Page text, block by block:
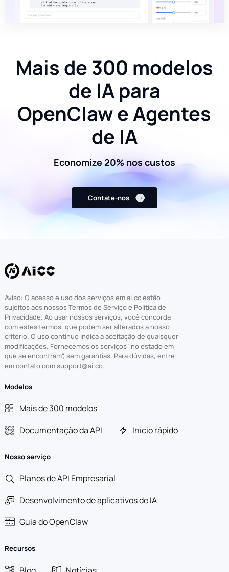
Mais de 300 modelos
de IA para
OpenClaw e Agentes
de IA
Economize 20% nos custos
Contate-nos
Aviso: O acesso e uso dos serviços em ai.cc estão
sujeitos aos nossos Termos de Serviço e Política de
Privacidade. Ao usar nossos serviços, você concorda
com estes termos, que podem ser alterados a nosso
critério. O uso contínuo indica a aceitação de quaisquer
modificações. Fornecemos os serviços "no estado em
que se encontram", sem garantias. Para dúvidas, entre
em contato com support@ai.cc.
Modelos
Mais de 300 modelos
Documentação da API
Início rápido
Nosso serviço
Planos de API Empresarial
Desenvolvimento de aplicativos de IA
Guia do OpenClaw
Recursos